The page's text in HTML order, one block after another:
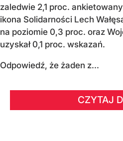
zaledwie 2,1 proc.
ikona Solidarności Lech
na poziomie 0,3 proc. oraz
uzyskał 0,1 proc. wskazań.
Odpowiedź, że żaden z...
CZYTAJ